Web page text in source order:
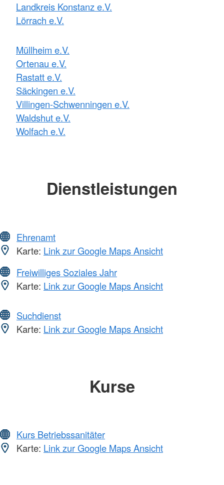
Landkreis Konstanz e.V.
Lörrach e.V.
Müllheim e.V.
Ortenau e.V.
Rastatt e.V.
Säckingen e.V.
Villingen-Schwenningen e.V.
Waldshut e.V.
Wolfach e.V.
Dienstleistungen
Ehrenamt
Karte: Link zur Google Maps Ansicht
Freiwilliges Soziales Jahr
Karte: Link zur Google Maps Ansicht
Suchdienst
Karte: Link zur Google Maps Ansicht
Kurse
Kurs Betriebssanitäter
Karte: Link zur Google Maps Ansicht